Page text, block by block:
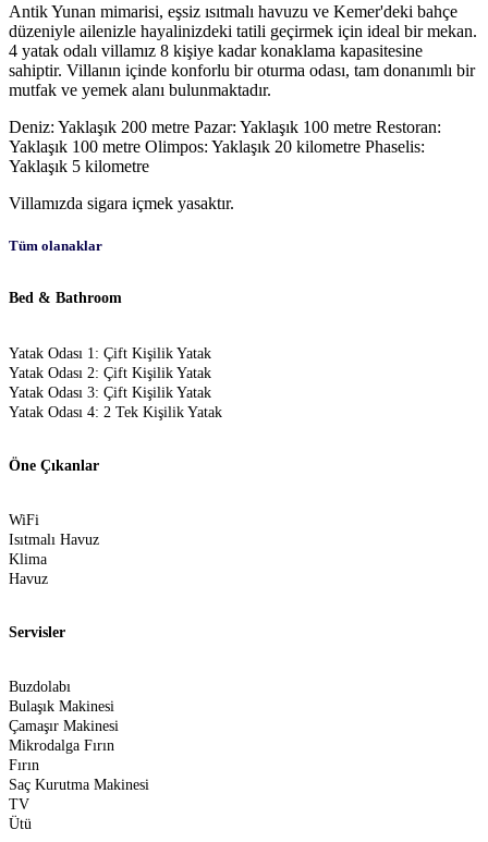
Antik Yunan mimarisi, eşsiz ısıtmalı havuzu ve Kemer'deki bahçe
düzeniyle ailenizle hayalinizdeki tatili geçirmek için ideal bir mekan.
4 yatak odalı villamız 8 kişiye kadar konaklama kapasitesine
sahiptir. Villanın içinde konforlu bir oturma odası, tam donanımlı bir
mutfak ve yemek alanı bulunmaktadır.
Deniz: Yaklaşık 200 metre Pazar: Yaklaşık 100 metre Restoran:
Yaklaşık 100 metre Olimpos: Yaklaşık 20 kilometre Phaselis:
Yaklaşık 5 kilometre
Villamızda sigara içmek yasaktır.
Tüm olanaklar
Bed & Bathroom
Yatak Odası 1: Çift Kişilik Yatak
Yatak Odası 2: Çift Kişilik Yatak
Yatak Odası 3: Çift Kişilik Yatak
Yatak Odası 4: 2 Tek Kişilik Yatak
Öne Çıkanlar
WiFi
Isıtmalı Havuz
Klima
Havuz
Servisler
Buzdolabı
Bulaşık Makinesi
Çamaşır Makinesi
Mikrodalga Fırın
Fırın
Saç Kurutma Makinesi
TV
Ütü